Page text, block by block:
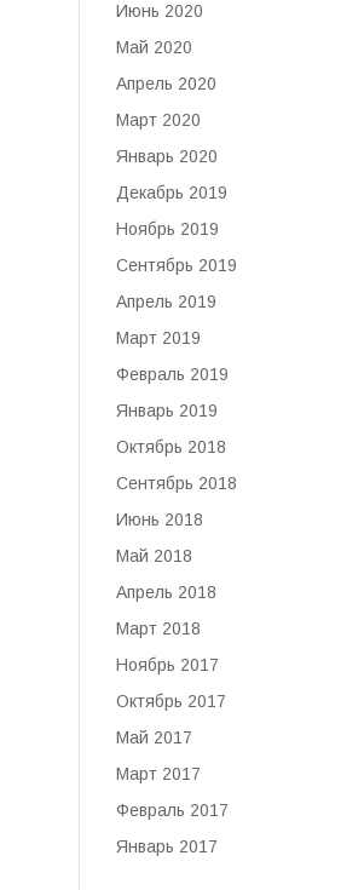
Июнь 2020
Май 2020
Апрель 2020
Март 2020
Январь 2020
Декабрь 2019
Ноябрь 2019
Сентябрь 2019
Апрель 2019
Март 2019
Февраль 2019
Январь 2019
Октябрь 2018
Сентябрь 2018
Июнь 2018
Май 2018
Апрель 2018
Март 2018
Ноябрь 2017
Октябрь 2017
Май 2017
Март 2017
Февраль 2017
Январь 2017